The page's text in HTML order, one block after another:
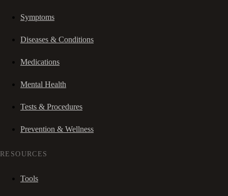
Symptoms
Diseases & Conditions
Medications
Mental Health
Tests & Procedures
Prevention & Wellness
RESOURCES
Tools